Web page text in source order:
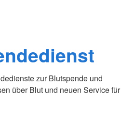
zur Blutspende und
über Blut und neuen Service für